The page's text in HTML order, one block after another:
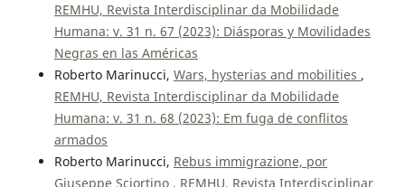
REMHU, Revista Interdisciplinar da Mobilidade
Humana: v. 31 n. 67 (2023): Diásporas y Movilidades
Negras en las Américas
Roberto Marinucci, Wars, hysterias and mobilities ,
REMHU, Revista Interdisciplinar da Mobilidade
Humana: v. 31 n. 68 (2023): Em fuga de conflitos
armados
Roberto Marinucci, Rebus immigrazione, por
Giuseppe Sciortino , REMHU, Revista Interdisciplinar